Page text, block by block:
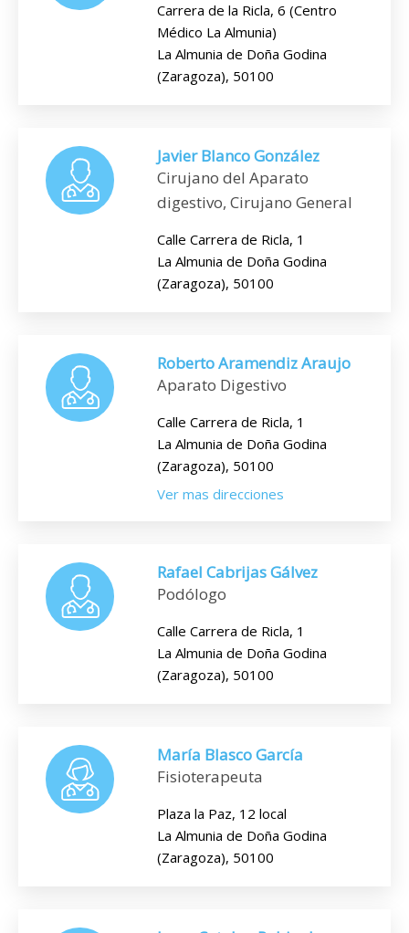
Carrera de la Ricla, 6 (Centro
Médico La Almunia)
La Almunia de Doña Godina
(Zaragoza), 50100
Javier Blanco González
Cirujano del Aparato
digestivo, Cirujano General
Calle Carrera de Ricla, 1
La Almunia de Doña Godina
(Zaragoza), 50100
Roberto Aramendiz Araujo
Aparato Digestivo
Calle Carrera de Ricla, 1
La Almunia de Doña Godina
(Zaragoza), 50100
Ver mas direcciones
Rafael Cabrijas Gálvez
Podólogo
Calle Carrera de Ricla, 1
La Almunia de Doña Godina
(Zaragoza), 50100
María Blasco García
Fisioterapeuta
Plaza la Paz, 12 local
La Almunia de Doña Godina
(Zaragoza), 50100